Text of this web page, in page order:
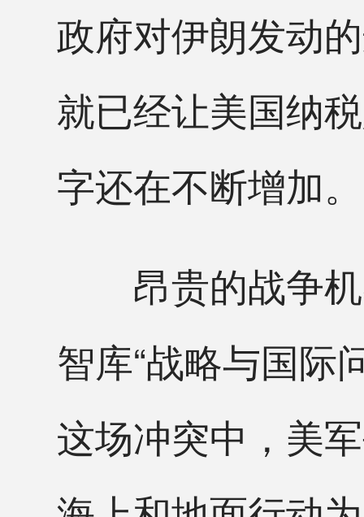
政府对伊朗发动
就已经让美国纳
字还在不断增加。
昂贵的战争机
智库“战略与国际
这场冲突中，美